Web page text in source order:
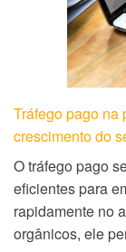
Tráfego pago na
crescimento do
O tráfego pago
eficientes para
rapidamente no
orgânicos, ele